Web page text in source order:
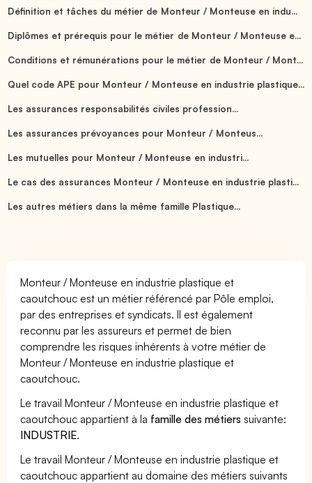
Définition et tâches du métier de Monteur / Monteuse en indu...
Diplômes et prérequis pour le métier de Monteur / Monteuse e...
Conditions et rémunérations pour le métier de Monteur / Mont...
Quel code APE pour Monteur / Monteuse en industrie plastique...
Les assurances responsabilités civiles profession...
Les assurances prévoyances pour Monteur / Monteus...
Les mutuelles pour Monteur / Monteuse en industri...
Le cas des assurances Monteur / Monteuse en industrie plasti...
Les autres métiers dans la même famille Plastique...
Monteur / Monteuse en industrie plastique et
caoutchouc est un métier référencé par Pôle emploi,
par des entreprises et syndicats. Il est également
reconnu par les assureurs et permet de bien
comprendre les risques inhérents à votre métier de
Monteur / Monteuse en industrie plastique et
caoutchouc.
Le travail Monteur / Monteuse en industrie plastique et
caoutchouc appartient à la famille des métiers suivante:
INDUSTRIE.
Le travail Monteur / Monteuse en industrie plastique et
caoutchouc appartient au domaine des métiers suivants